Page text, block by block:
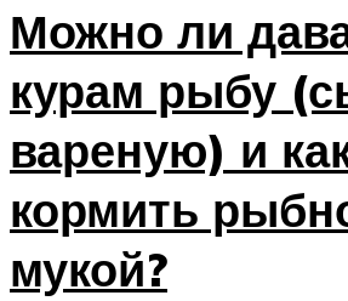
Можно ли
курам рыбу
вареную) и
кормить
мукой?